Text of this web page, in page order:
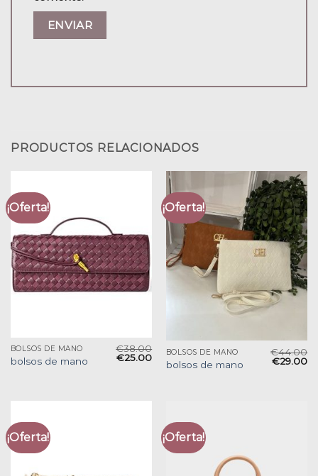
PRODUCTOS RELACIONADOS
¡Oferta!
BOLSOS DE MANO
bolsos de mano
€38.00
€25.00
¡Oferta!
BOLSOS DE MANO
bolsos de mano
€44.00
€29.00
¡Oferta! ¡Oferta!